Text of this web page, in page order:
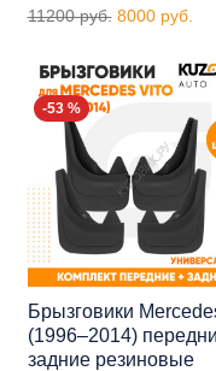
11200 руб. 8000 руб.
-53 %
Брызговики
(1996–2014)
задние резиновые